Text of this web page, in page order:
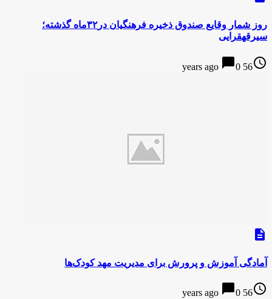
روز شمار وقایع صندوق ذخیره فرهنگیان در۳۲ماه گذشته؛
سیرقهقرایی
access_time
56 years ago
chat_bubble0
description
آمادگی آموزش و پرورش برای مدیریت مهد کودک‌ها
access_time
56 years ago
chat_bubble0